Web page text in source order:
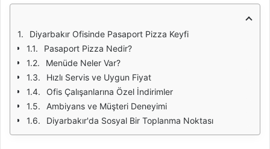
Diyarbakır Ofisinde Pasaport Pizza Keyfi
Pasaport Pizza Nedir?
Menüde Neler Var?
Hızlı Servis ve Uygun Fiyat
Ofis Çalışanlarına Özel İndirimler
Ambiyans ve Müşteri Deneyimi
Diyarbakır'da Sosyal Bir Toplanma Noktası